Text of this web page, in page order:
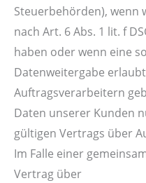
Steuerbehörden), wenn
nach Art. 6 Abs. 1 lit. f
haben oder wenn eine
Datenweitergabe
Auftragsverarbeitern
Daten unserer Kunden
gültigen Vertrags über
Im Falle einer
Vertrag über